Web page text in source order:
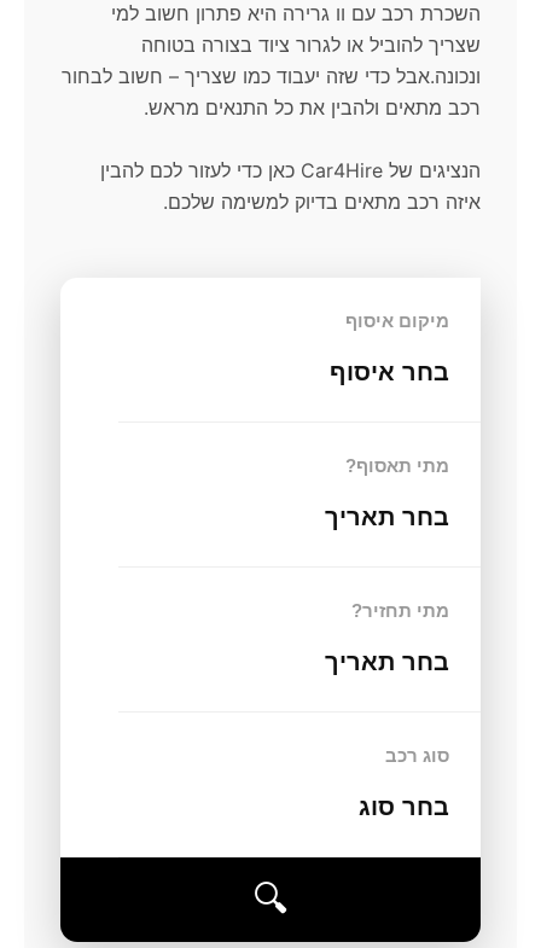
השכרת רכב עם וו גרירה היא פתרון חשוב למי
שצריך להוביל או לגרור ציוד בצורה בטוחה
ונכונה.אבל כדי שזה יעבוד כמו שצריך – חשוב לבחור
רכב מתאים ולהבין את כל התנאים מראש.
הנציגים של Car4Hire כאן כדי לעזור לכם להבין
איזה רכב מתאים בדיוק למשימה שלכם.
מיקום איסוף
בחר איסוף
מתי תאסוף?
בחר תאריך
מתי תחזיר?
בחר תאריך
סוג רכב
בחר סוג
🔍